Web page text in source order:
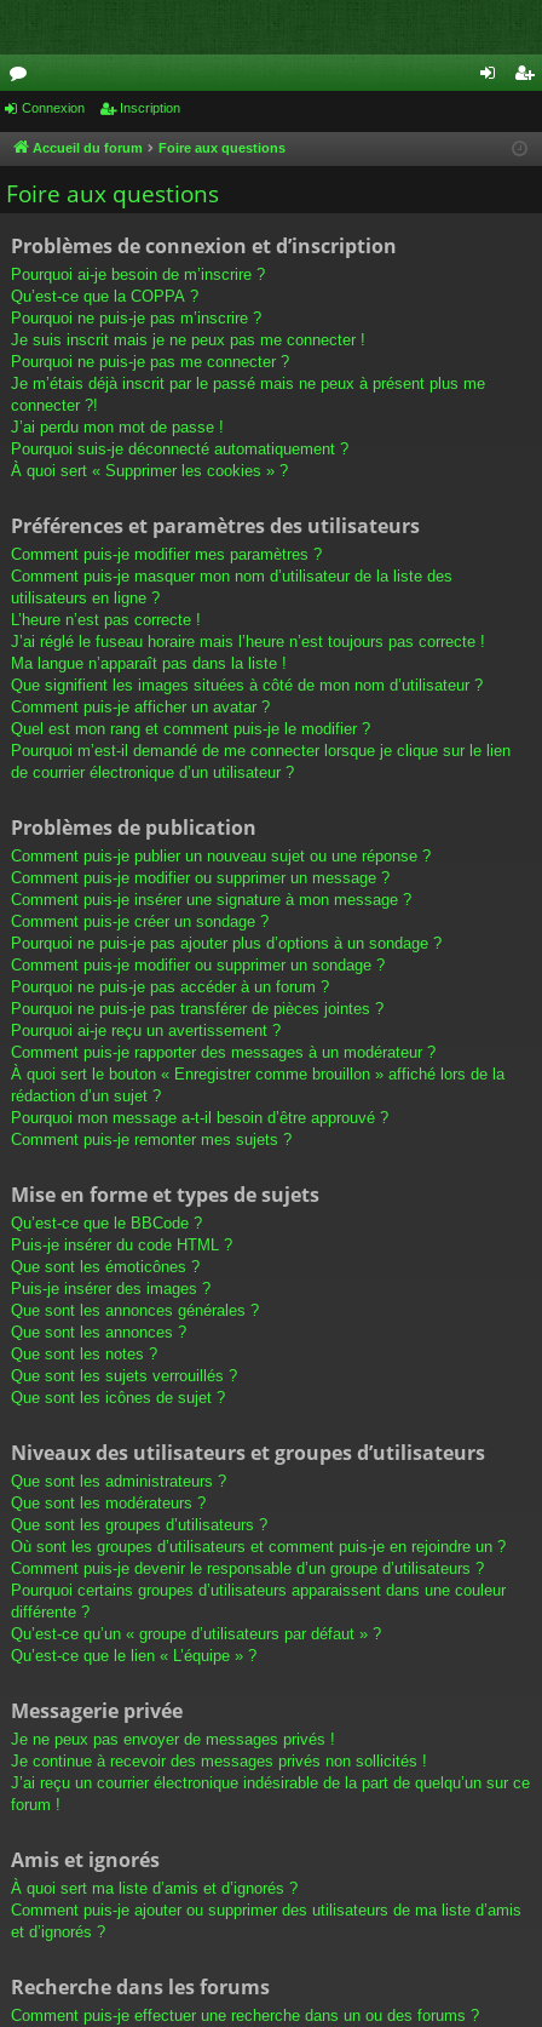
or
u
m
cri
Connexion Inscription
Accueil du forum Foire aux questions
Foire aux questions
Problèmes de connexion et d’inscription
Pourquoi ai-je besoin de m’inscrire ?
Qu’est-ce que la COPPA ?
Pourquoi ne puis-je pas m’inscrire ?
Je suis inscrit mais je ne peux pas me connecter !
Pourquoi ne puis-je pas me connecter ?
Je m’étais déjà inscrit par le passé mais ne peux à présent plus me
connecter ?!
J’ai perdu mon mot de passe !
Pourquoi suis-je déconnecté automatiquement ?
À quoi sert « Supprimer les cookies » ?
Préférences et paramètres des utilisateurs
Comment puis-je modifier mes paramètres ?
Comment puis-je masquer mon nom d’utilisateur de la liste des
utilisateurs en ligne ?
L’heure n’est pas correcte !
J’ai réglé le fuseau horaire mais l’heure n’est toujours pas correcte !
Ma langue n’apparaît pas dans la liste !
Que signifient les images situées à côté de mon nom d’utilisateur ?
Comment puis-je afficher un avatar ?
Quel est mon rang et comment puis-je le modifier ?
Pourquoi m’est-il demandé de me connecter lorsque je clique sur le lien
de courrier électronique d’un utilisateur ?
Problèmes de publication
Comment puis-je publier un nouveau sujet ou une réponse ?
Comment puis-je modifier ou supprimer un message ?
Comment puis-je insérer une signature à mon message ?
Comment puis-je créer un sondage ?
Pourquoi ne puis-je pas ajouter plus d’options à un sondage ?
Comment puis-je modifier ou supprimer un sondage ?
Pourquoi ne puis-je pas accéder à un forum ?
Pourquoi ne puis-je pas transférer de pièces jointes ?
Pourquoi ai-je reçu un avertissement ?
Comment puis-je rapporter des messages à un modérateur ?
À quoi sert le bouton « Enregistrer comme brouillon » affiché lors de la
rédaction d’un sujet ?
Pourquoi mon message a-t-il besoin d’être approuvé ?
Comment puis-je remonter mes sujets ?
Mise en forme et types de sujets
Qu’est-ce que le BBCode ?
Puis-je insérer du code HTML ?
Que sont les émoticônes ?
Puis-je insérer des images ?
Que sont les annonces générales ?
Que sont les annonces ?
Que sont les notes ?
Que sont les sujets verrouillés ?
Que sont les icônes de sujet ?
Niveaux des utilisateurs et groupes d’utilisateurs
Que sont les administrateurs ?
Que sont les modérateurs ?
Que sont les groupes d’utilisateurs ?
Où sont les groupes d’utilisateurs et comment puis-je en rejoindre un ?
Comment puis-je devenir le responsable d’un groupe d’utilisateurs ?
Pourquoi certains groupes d’utilisateurs apparaissent dans une couleur
différente ?
Qu’est-ce qu’un « groupe d’utilisateurs par défaut » ?
Qu’est-ce que le lien « L’équipe » ?
Messagerie privée
Je ne peux pas envoyer de messages privés !
Je continue à recevoir des messages privés non sollicités !
J’ai reçu un courrier électronique indésirable de la part de quelqu’un sur ce
forum !
Amis et ignorés
À quoi sert ma liste d’amis et d’ignorés ?
Comment puis-je ajouter ou supprimer des utilisateurs de ma liste d’amis
et d’ignorés ?
Recherche dans les forums
Comment puis-je effectuer une recherche dans un ou des forums ?